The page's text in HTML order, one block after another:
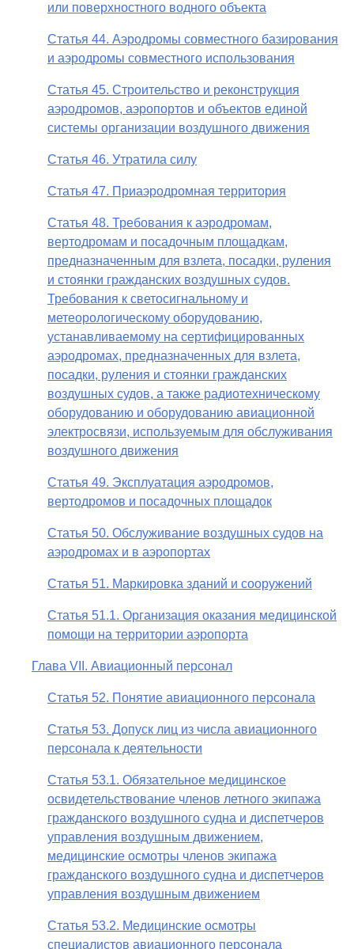
или поверхностного водного объекта
Статья 44. Аэродромы совместного базирования
и аэродромы совместного использования
Статья 45. Строительство и реконструкция
аэродромов, аэропортов и объектов единой
системы организации воздушного движения
Статья 46. Утратила силу
Статья 47. Приаэродромная территория
Статья 48. Требования к аэродромам,
вертодромам и посадочным площадкам,
предназначенным для взлета, посадки, руления
и стоянки гражданских воздушных судов.
Требования к светосигнальному и
метеорологическому оборудованию,
устанавливаемому на сертифицированных
аэродромах, предназначенных для взлета,
посадки, руления и стоянки гражданских
воздушных судов, а также радиотехническому
оборудованию и оборудованию авиационной
электросвязи, используемым для обслуживания
воздушного движения
Статья 49. Эксплуатация аэродромов,
вертодромов и посадочных площадок
Статья 50. Обслуживание воздушных судов на
аэродромах и в аэропортах
Статья 51. Маркировка зданий и сооружений
Статья 51.1. Организация оказания медицинской
помощи на территории аэропорта
Глава VII. Авиационный персонал
Статья 52. Понятие авиационного персонала
Статья 53. Допуск лиц из числа авиационного
персонала к деятельности
Статья 53.1. Обязательное медицинское
освидетельствование членов летного экипажа
гражданского воздушного судна и диспетчеров
управления воздушным движением,
медицинские осмотры членов экипажа
гражданского воздушного судна и диспетчеров
управления воздушным движением
Статья 53.2. Медицинские осмотры
специалистов авиационного персонала